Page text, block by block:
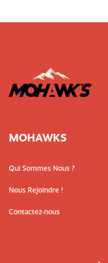
MOHAWKS
Qui Sommes Nous ?
Nous Rejoindre !
Contactez-nous